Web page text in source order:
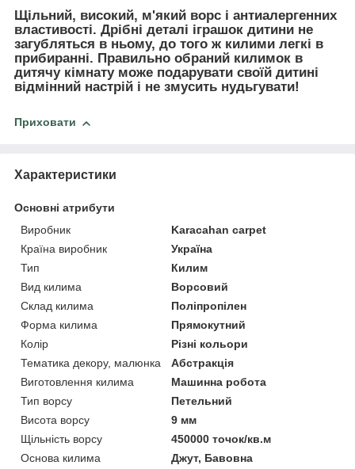
Щільний, високий, м'який ворс і антиалергенних
властивості. Дрібні деталі іграшок дитини не
загубляться в ньому, до того ж килими легкі в
прибиранні. Правильно обраний килимок в
дитячу кімнату може подарувати своїй дитині
відмінний настрій і не змусить нудьгувати!
Приховати
Характеристики
Основні атрибути
Виробник
Karacahan carpet
Країна виробник
Україна
Тип
Килим
Вид килима
Ворсовий
Склад килима
Поліпропілен
Форма килима
Прямокутний
Колір
Різні кольори
Тематика декору, малюнка
Абстракція
Виготовлення килима
Машинна робота
Тип ворсу
Петельний
Висота ворсу
9 мм
Щільність ворсу
450000 точок/кв.м
Основа килима
Джут, Бавовна